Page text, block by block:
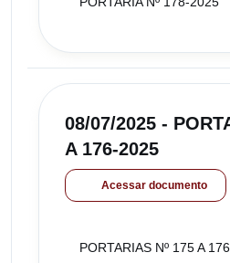
08/07/2025 -
A 176-2025
Acessar documento
PORTARIAS Nº 175 A